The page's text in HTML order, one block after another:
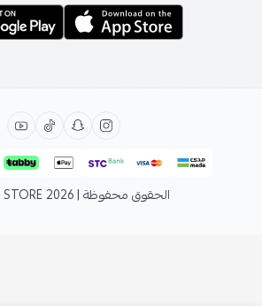
الحقوق محفوظة | 2026 STORE